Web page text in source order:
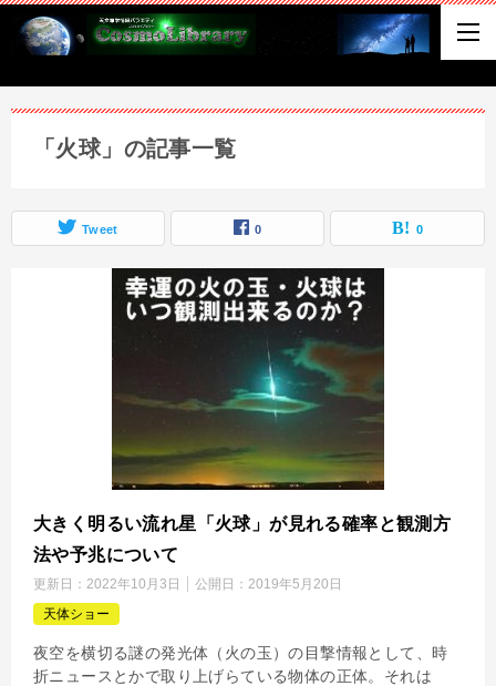
「火球」の記事一覧
Tweet 0 0
大きく明るい流れ星「火球」が見れる確率と観測方
法や予兆について
更新日： 2022年10月3日 公開日： 2019年5月20日
天体ショー
夜空を横切る謎の発光体（火の玉）の目撃情報として、時
折ニュースとかで取り上げらている物体の正体。それは